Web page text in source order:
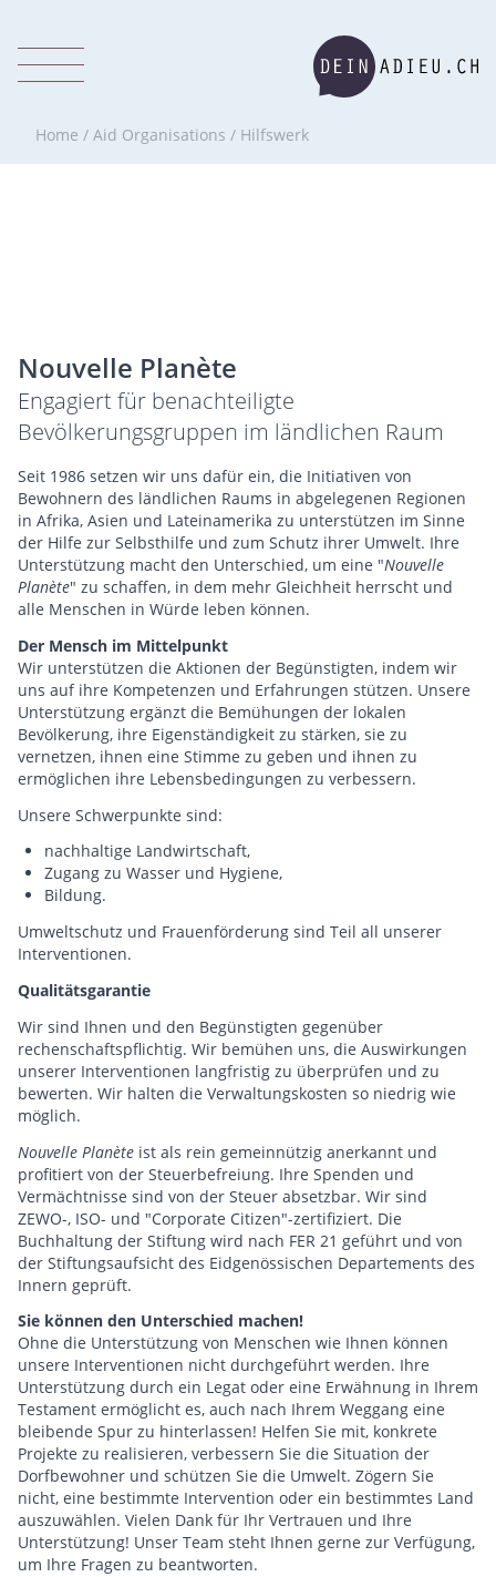
Home / Aid Organisations / Hilfswerk
Nouvelle Planète
Engagiert für benachteiligte
Bevölkerungsgruppen im ländlichen Raum
Seit 1986 setzen wir uns dafür ein, die Initiativen von
Bewohnern des ländlichen Raums in abgelegenen Regionen
in Afrika, Asien und Lateinamerika zu unterstützen im Sinne
der Hilfe zur Selbsthilfe und zum Schutz ihrer Umwelt. Ihre
Unterstützung macht den Unterschied, um eine "Nouvelle
Planète" zu schaffen, in dem mehr Gleichheit herrscht und
alle Menschen in Würde leben können.
Der Mensch im Mittelpunkt
Wir unterstützen die Aktionen der Begünstigten, indem wir
uns auf ihre Kompetenzen und Erfahrungen stützen. Unsere
Unterstützung ergänzt die Bemühungen der lokalen
Bevölkerung, ihre Eigenständigkeit zu stärken, sie zu
vernetzen, ihnen eine Stimme zu geben und ihnen zu
ermöglichen ihre Lebensbedingungen zu verbessern.
Unsere Schwerpunkte sind:
nachhaltige Landwirtschaft,
Zugang zu Wasser und Hygiene,
Bildung.
Umweltschutz und Frauenförderung sind Teil all unserer
Interventionen.
Qualitätsgarantie
Wir sind Ihnen und den Begünstigten gegenüber
rechenschaftspflichtig. Wir bemühen uns, die Auswirkungen
unserer Interventionen langfristig zu überprüfen und zu
bewerten. Wir halten die Verwaltungskosten so niedrig wie
möglich.
Nouvelle Planète ist als rein gemeinnützig anerkannt und
profitiert von der Steuerbefreiung. Ihre Spenden und
Vermächtnisse sind von der Steuer absetzbar. Wir sind
ZEWO-, ISO- und "Corporate Citizen"-zertifiziert. Die
Buchhaltung der Stiftung wird nach FER 21 geführt und von
der Stiftungsaufsicht des Eidgenössischen Departements des
Innern geprüft.
Sie können den Unterschied machen!
Ohne die Unterstützung von Menschen wie Ihnen können
unsere Interventionen nicht durchgeführt werden. Ihre
Unterstützung durch ein Legat oder eine Erwähnung in Ihrem
Testament ermöglicht es, auch nach Ihrem Weggang eine
bleibende Spur zu hinterlassen! Helfen Sie mit, konkrete
Projekte zu realisieren, verbessern Sie die Situation der
Dorfbewohner und schützen Sie die Umwelt. Zögern Sie
nicht, eine bestimmte Intervention oder ein bestimmtes Land
auszuwählen. Vielen Dank für Ihr Vertrauen und Ihre
Unterstützung! Unser Team steht Ihnen gerne zur Verfügung,
um Ihre Fragen zu beantworten.